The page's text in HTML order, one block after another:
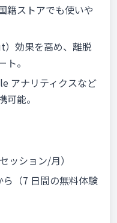
籍ストアでも使いや
）効果を高め、離脱
。
アナリティクスなど
能。
ッション/月）
（7 日間の無料体験